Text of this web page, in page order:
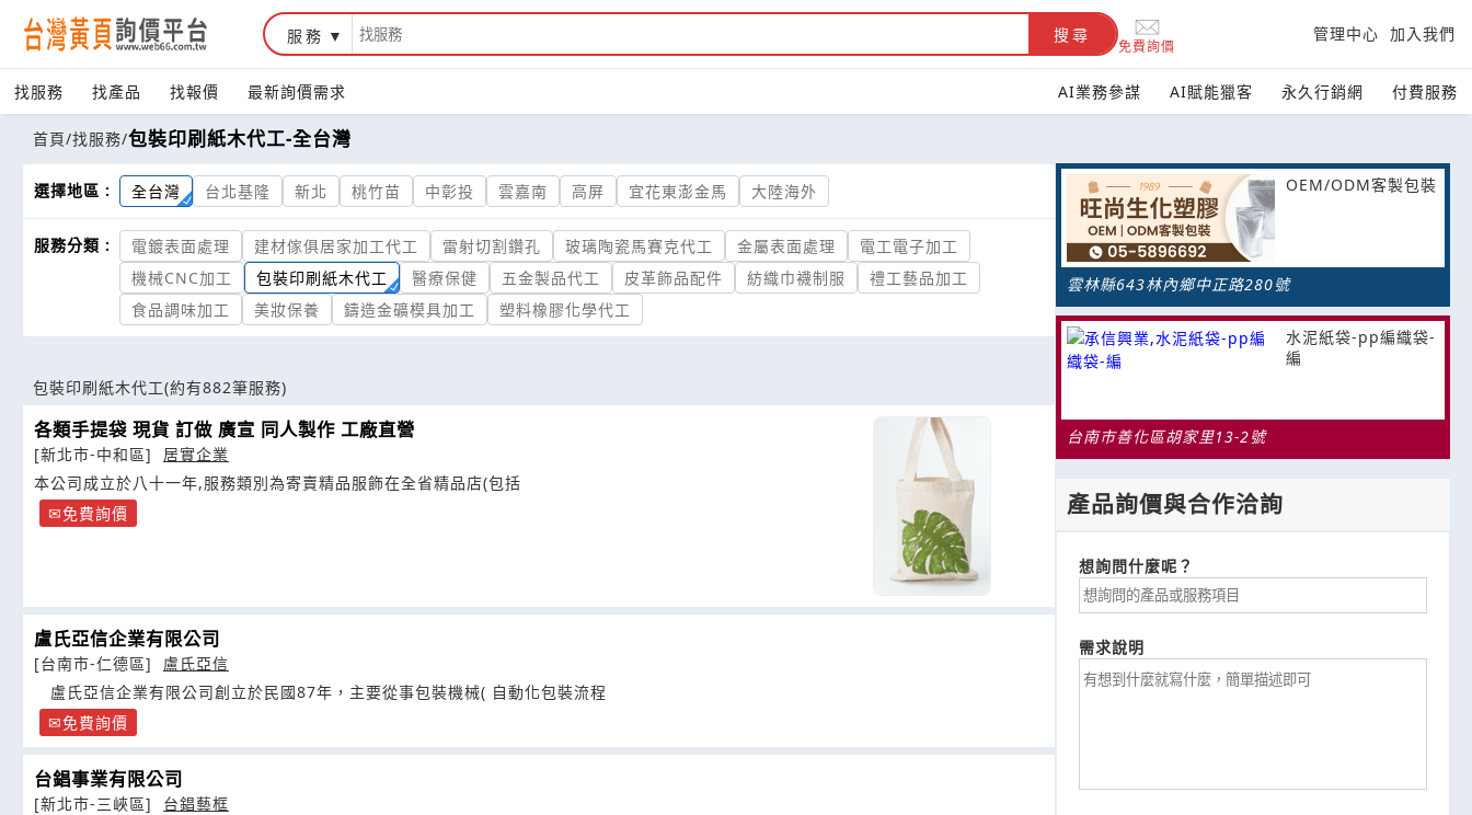
服務 搜尋
免費詢價
管理中心 加入我們
找服務 找產品 找報價 最新詢價需求 AI業務參謀 AI賦能獵客 永久行銷網 付費服務
首頁/找服務/包裝印刷紙木代工-全台灣
選擇地區 : 全台灣 台北基隆 新北 桃竹苗 中彰投 雲嘉南 高屏 宜花東澎金馬 大陸海外
服務分類 : 電鍍表面處理 建材傢俱居家加工代工 雷射切割鑽孔 玻璃陶瓷馬賽克代工 金屬表面處理
電工電子加工
機械CNC加工
包裝印刷紙木代工 醫療保健 五金製品代工 皮革飾品配件 紡織巾襪制服
禮工藝品加工
食品調味加工
美妝保養 鑄造金礦模具加工 塑料橡膠化學代工
包裝印刷紙木代工(約有882筆服務)
各類手提袋 現貨 訂做 廣宣 同人製作 工廠直營
[新北市-中和區]
居實企業
本公司成立於八十一年,服務類別為寄賣精品服飾在全省精品店(包括
免費詢價
盧氏亞信企業有限公司
[台南市-仁德區]
盧氏亞信
盧氏亞信企業有限公司創立於民國87年，主要從事包裝機械( 自動化包裝流程
免費詢價
台錩事業有限公司
[新北市-三峽區]
台錩藝框
OEM/ODM客製包裝
雲林縣643林內鄉中正路280號
水泥紙袋-pp編織袋-
編
台南市善化區胡家里13-2號
產品詢價與合作洽詢
想詢問什麼呢？
需求說明